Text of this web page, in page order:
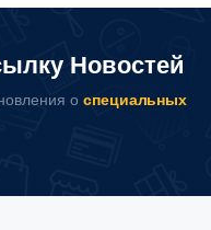
Новостей
о специальных